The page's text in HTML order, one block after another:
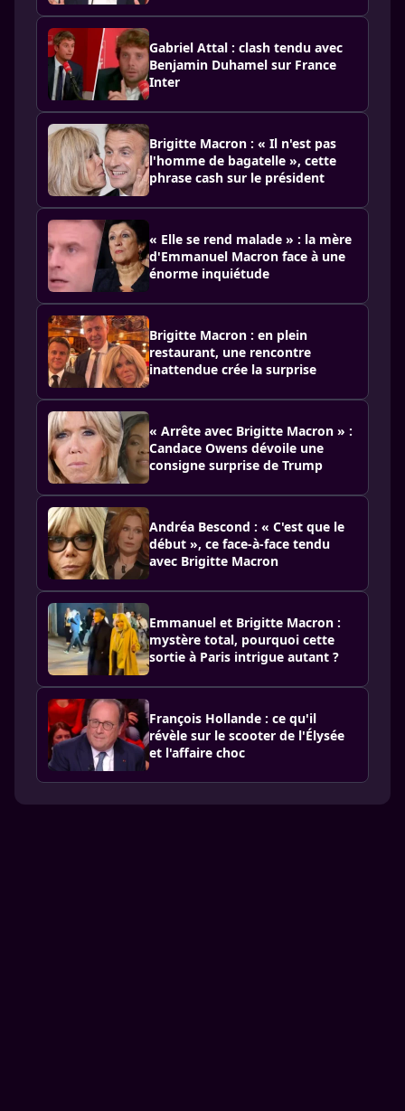
Gabriel Attal : clash tendu avec
Benjamin Duhamel sur France
Inter
Brigitte Macron : « Il n'est pas
l'homme de bagatelle », cette
phrase cash sur le président
« Elle se rend malade » : la mère
d'Emmanuel Macron face à une
énorme inquiétude
Brigitte Macron : en plein
restaurant, une rencontre
inattendue crée la surprise
« Arrête avec Brigitte Macron » :
Candace Owens dévoile une
consigne surprise de Trump
Andréa Bescond : « C'est que le
début », ce face-à-face tendu
avec Brigitte Macron
Emmanuel et Brigitte Macron :
mystère total, pourquoi cette
sortie à Paris intrigue autant ?
François Hollande : ce qu'il
révèle sur le scooter de l'Élysée
et l'affaire choc